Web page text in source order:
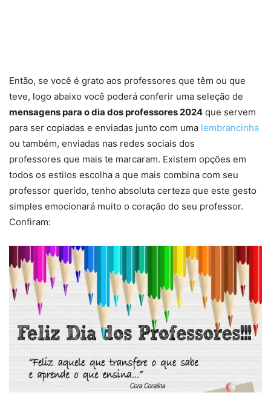
Então, se você é grato aos professores que têm ou que
teve, logo abaixo você poderá conferir uma seleção de
mensagens para o dia dos professores 2024 que servem
para ser copiadas e enviadas junto com uma lembrancinha
ou também, enviadas nas redes sociais dos
professores que mais te marcaram. Existem opções em
todos os estilos escolha a que mais combina com seu
professor querido, tenho absoluta certeza que este gesto
simples emocionará muito o coração do seu professor.
Confiram: